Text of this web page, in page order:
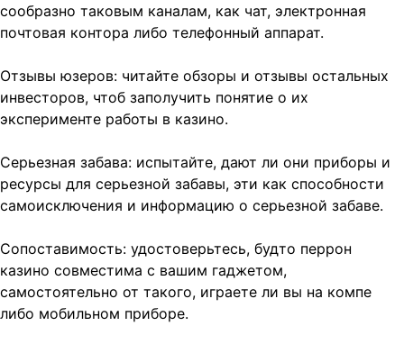
сообразно таковым каналам, как чат, электронная
почтовая контора либо телефонный аппарат.
Отзывы юзеров: читайте обзоры и отзывы остальных
инвесторов, чтоб заполучить понятие о их
эксперименте работы в казино.
Серьезная забава: испытайте, дают ли они приборы и
ресурсы для серьезной забавы, эти как способности
самоисключения и информацию о серьезной забаве.
Сопоставимость: удостоверьтесь, будто перрон
казино совместима с вашим гаджетом,
самостоятельно от такого, играете ли вы на компе
либо мобильном приборе.